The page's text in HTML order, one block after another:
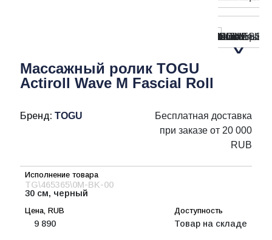
Массажный ролик TOGU
Actiroll Wave M Fascial Roll
Бренд: TOGU
Бесплатная доставка
при заказе от 20 000
RUB
TG\465365\0M-BK-00
30 см, черный
9 890 Товар на складе